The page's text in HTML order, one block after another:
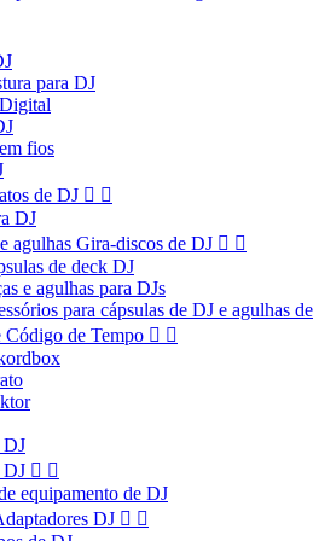
para DJ
fios
de DJ  
DJ
agulhas Gira-discos de DJ  
de deck DJ
e agulhas para DJs
para cápsulas de DJ e agulhas
Código de Tempo  
DJ
DJ  
equipamento de DJ
DJ  